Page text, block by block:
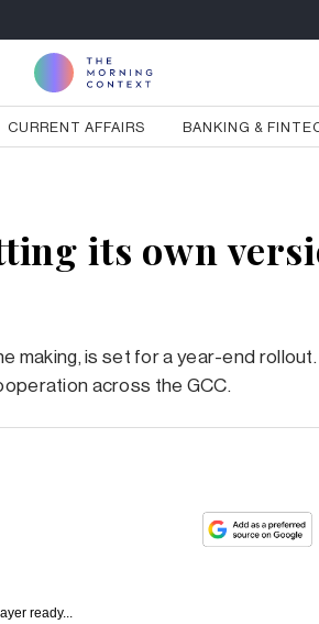
CURRENT AFFAIRS BANKING &
its own
making, is set for a year-end
across the GCC.
ready...